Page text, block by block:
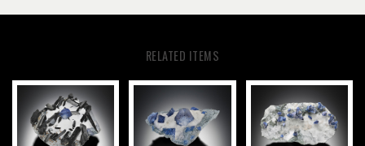
RELATED ITEMS